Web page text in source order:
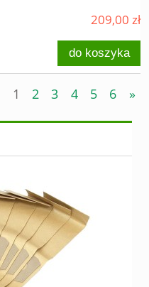
209,00 zł
do koszyka
1 2 3 4 5 6 »